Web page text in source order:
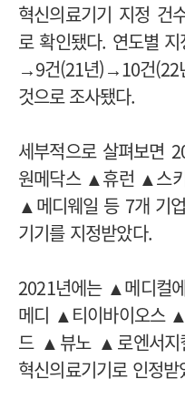
혁신의료기기 지정 건
로 확인됐다. 연도별
→9건(21년)→10건(22
것으로 조사됐다.
세부적으로 살펴보
원메닥스 ▲휴런 ▲스
▲메디웨일 등 7개 기
기기를 지정받았다.
2021년에는 ▲메디컬
메디 ▲티이바이오스
드 ▲뷰노 ▲로엔서지
혁신의료기기로 인정받